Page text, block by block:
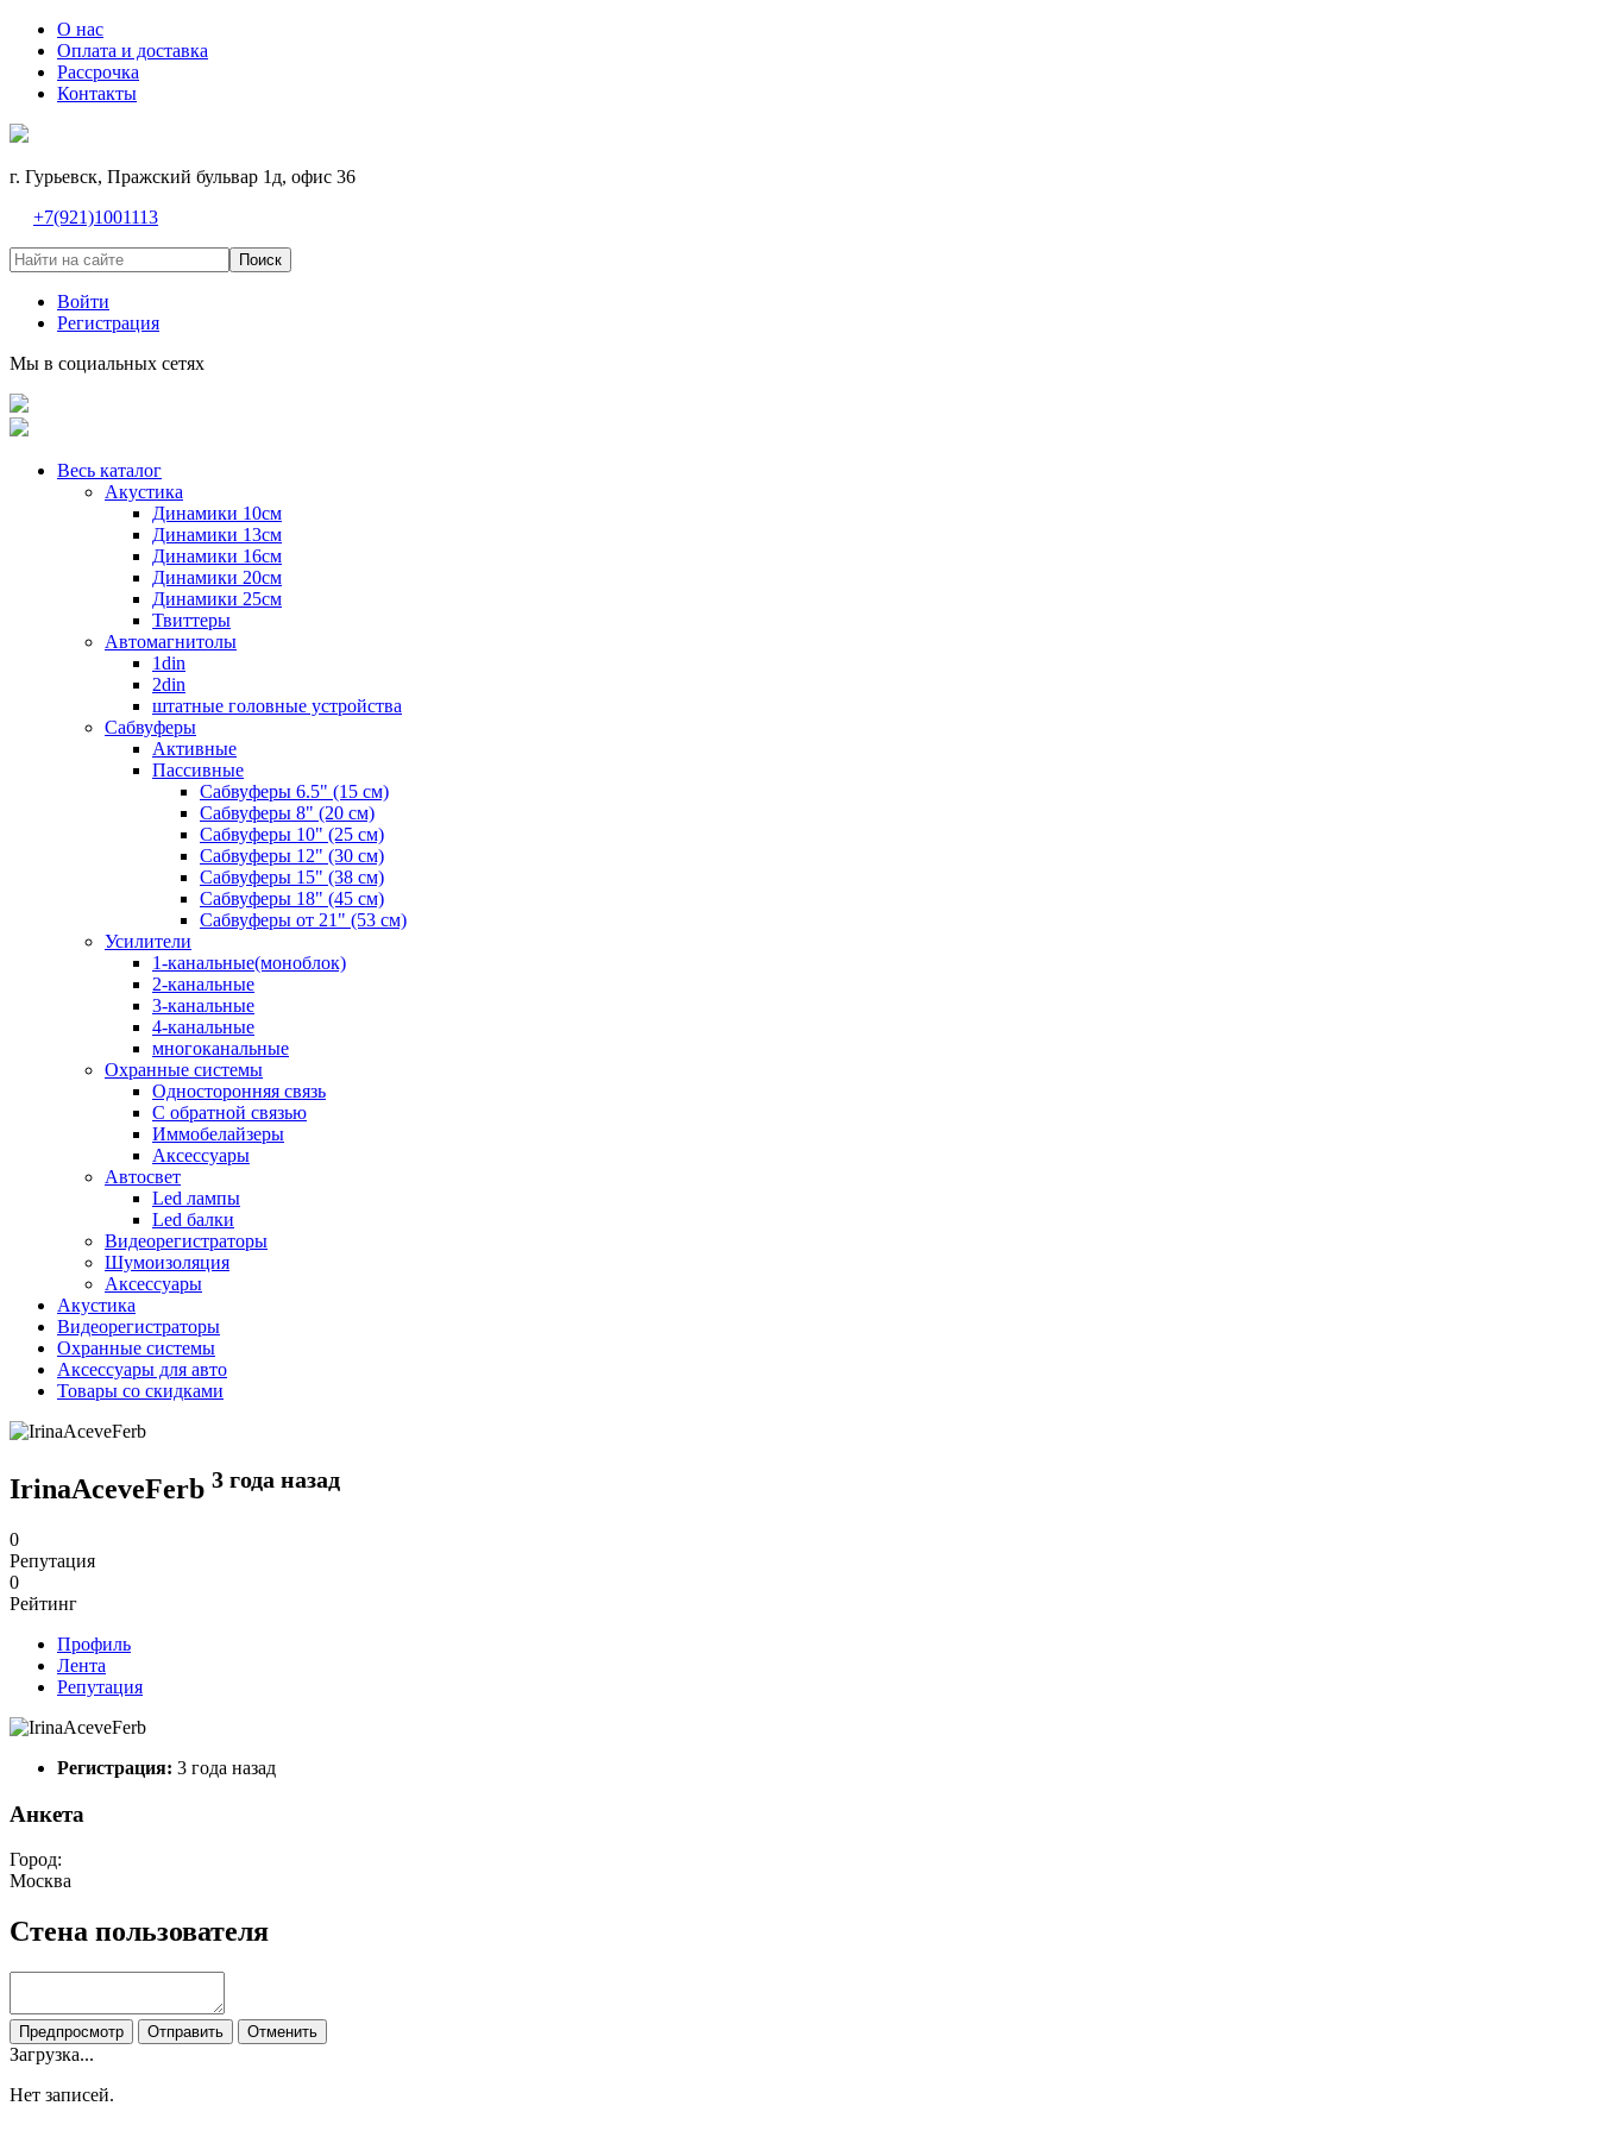
О нас
Оплата и доставка
Рассрочка
Контакты
г. Гурьевск, Пражский бульвар 1д, офис 36
+7(921)1001113
Поиск
Войти
Регистрация
Мы в социальных сетях
Весь каталог
Акустика
Динамики 10см
Динамики 13см
Динамики 16см
Динамики 20см
Динамики 25см
Твиттеры
Автомагнитолы
1din
2din
штатные головные устройства
Сабвуферы
Активные
Пассивные
Сабвуферы 6.5" (15 см)
Сабвуферы 8" (20 см)
Сабвуферы 10" (25 см)
Сабвуферы 12" (30 см)
Сабвуферы 15" (38 см)
Сабвуферы 18" (45 см)
Сабвуферы от 21" (53 см)
Усилители
1-канальные(моноблок)
2-канальные
3-канальные
4-канальные
многоканальные
Охранные системы
Односторонняя связь
С обратной связью
Иммобелайзеры
Аксессуары
Автосвет
Led лампы
Led балки
Видеорегистраторы
Шумоизоляция
Аксессуары
Акустика
Видеорегистраторы
Охранные системы
Аксессуары для авто
Товары со скидками
IrinaAceveFerb 3 года назад
0
Репутация
0
Рейтинг
Профиль
Лента
Репутация
Регистрация: 3 года назад
Анкета
Город:
Москва
Стена пользователя
Предпросмотр Отправить Отменить
Загрузка...
Нет записей.